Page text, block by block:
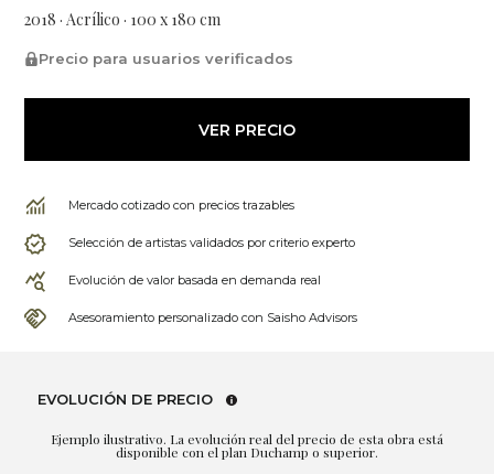
2018 · Acrílico · 100 x 180 cm
Precio para usuarios verificados
VER PRECIO
Mercado cotizado con precios trazables
Selección de artistas validados por criterio experto
Evolución de valor basada en demanda real
Asesoramiento personalizado con Saisho Advisors
EVOLUCIÓN DE PRECIO
Ejemplo ilustrativo. La evolución real del precio de esta obra está
disponible con el plan Duchamp o superior.